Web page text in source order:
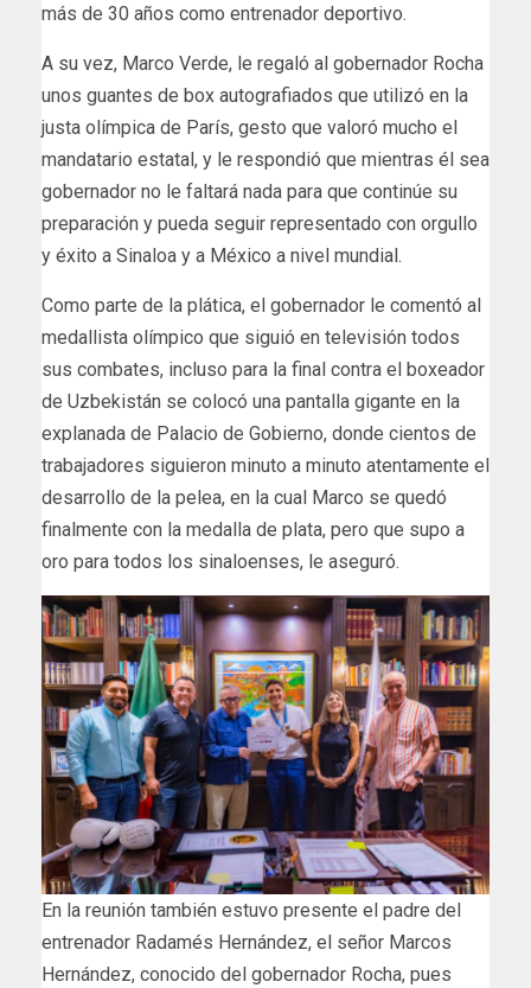
más de 30 años como entrenador deportivo.
A su vez, Marco Verde, le regaló al gobernador Rocha
unos guantes de box autografiados que utilizó en la
justa olímpica de París, gesto que valoró mucho el
mandatario estatal, y le respondió que mientras él sea
gobernador no le faltará nada para que continúe su
preparación y pueda seguir representado con orgullo
y éxito a Sinaloa y a México a nivel mundial.
Como parte de la plática, el gobernador le comentó al
medallista olímpico que siguió en televisión todos
sus combates, incluso para la final contra el boxeador
de Uzbekistán se colocó una pantalla gigante en la
explanada de Palacio de Gobierno, donde cientos de
trabajadores siguieron minuto a minuto atentamente el
desarrollo de la pelea, en la cual Marco se quedó
finalmente con la medalla de plata, pero que supo a
oro para todos los sinaloenses, le aseguró.
En la reunión también estuvo presente el padre del
entrenador Radamés Hernández, el señor Marcos
Hernández, conocido del gobernador Rocha, pues